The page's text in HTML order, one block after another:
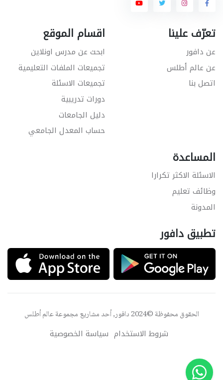
تعرّف علينا
عن دافور
عن عالم أطلس
اتصل بنا
اقسام الموقع
ابحث عن مدرس اونلاين
تجميعات الملفات التعليمية
تجميعات الاسئلة
دورات تدريبية
دليل الجامعات
حساب المعدل الجامعي
المساعدة
الاسئلة الاكثر تكرارا
وظائف تعليم
المدونة
تطبيق دافور
الحقوق محفوظة ©2024 دافور, أحد مشاريع مجموعة عالم أطلس
شروط الاستخدام سياسة الخصوصية